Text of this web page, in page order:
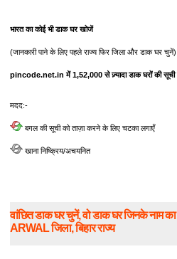
भारत का कोई भी डाक घर खोजें
(जानकारी पाने के लिए पहले राज्य फिर जिला और डाक घर चुनें)
pincode.net.in में 1,52,000 से ज़्यादा डाक घरों की सूची
मदद:-
बगल की सूची को ताज़ा करने के लिए चटका लगाएँ
खाना निष्क्रिय/अचयनित
वांछित डाक घर चुनें, वो डाक घर जिनके नाम
ARWAL जिला, बिहार राज्य